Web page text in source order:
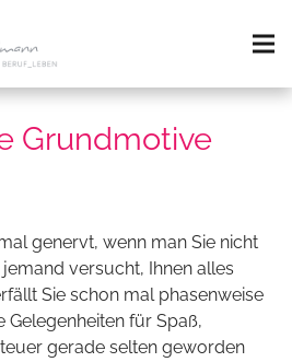
Grundmotive
genervt, wenn man Sie nicht
versucht, Ihnen alles
Sie schon mal phasenweise
Gelegenheiten für Spaß,
gerade selten geworden